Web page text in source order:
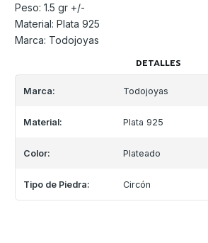
Peso: 1.5 gr +/-
Material: Plata 925
Marca: Todojoyas
DETALLES
Marca: Todojoyas
Material: Plata 925
Color: Plateado
Tipo de Piedra: Circón